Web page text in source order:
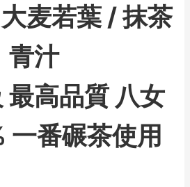
大麦若葉 / 抹茶
青汁
最高品質 八女
一番碾茶使用